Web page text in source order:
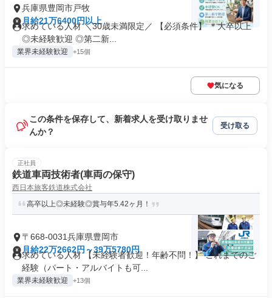
兵庫県豊岡市戸牧
月給21万6400円以上
求めている人材 ＼30歳未満限定／ 【必須条件】 ＊大卒以上
◎未経験歓迎 ◎第二新...
業界未経験歓迎 +15個
気になる
この条件を保存して、新着求人を受け取りませ
んか？
受け取る
正社員
鉄道車両技術者(車両の保守)
西日本旅客鉄道株式会社
高卒以上◎未経験◎賞与年5.42ヶ月！
〒668-0031兵庫県豊岡市
月給22万2662円～39万5780円
求めている人材 【未経験者歓迎！年齢不問！】 これまでのご
経験（パート・アルバイトも可...
業界未経験歓迎 +13個